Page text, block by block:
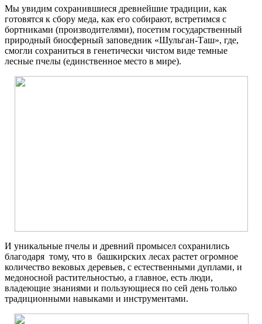
Мы увидим сохранившиеся древнейшие традиции, как
готовятся к сбору меда, как его собирают, встретимся с
бортниками (производителями), посетим государственный
природный биосферный заповедник «Шульган-Таш», где,
смогли сохраниться в генетически чистом виде темные
лесные пчелы (единственное место в мире).
И уникальные пчелы и древний промысел сохранились
благодаря тому, что в башкирских лесах растет огромное
количество вековых деревьев, с естественными дуплами, и
медоносной растительностью, а главное, есть люди,
владеющие знаниями и пользующиеся по сей день только
традиционными навыками и инструментами.